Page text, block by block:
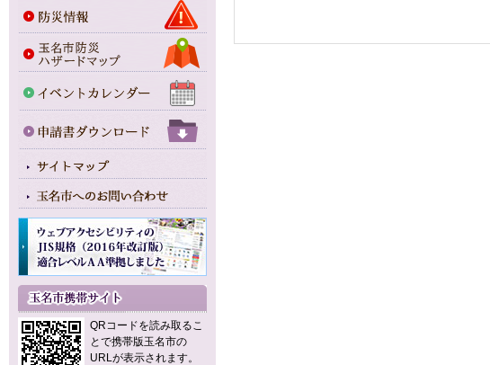
QRコードを読み取るこ
とで携帯版玉名市の
URLが表示されます。